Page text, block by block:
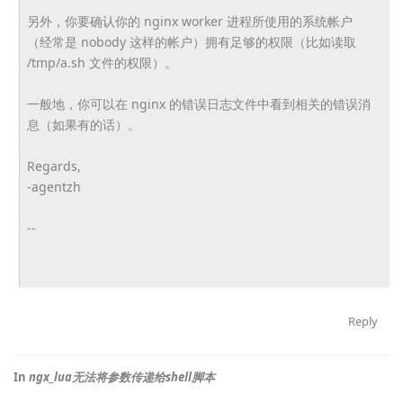
另外，你要确认你的 nginx worker 进程所使用的系统帐户
（经常是 nobody 这样的帐户）拥有足够的权限（比如读取
/tmp/a.sh 文件的权限）。
一般地，你可以在 nginx 的错误日志文件中看到相关的错误消
息（如果有的话）。
Regards,
-agentzh
--
Reply
In ngx_lua无法将参数传递给shell脚本